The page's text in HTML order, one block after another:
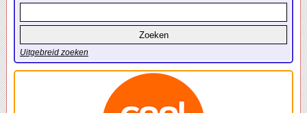
Uitgebreid zoeken